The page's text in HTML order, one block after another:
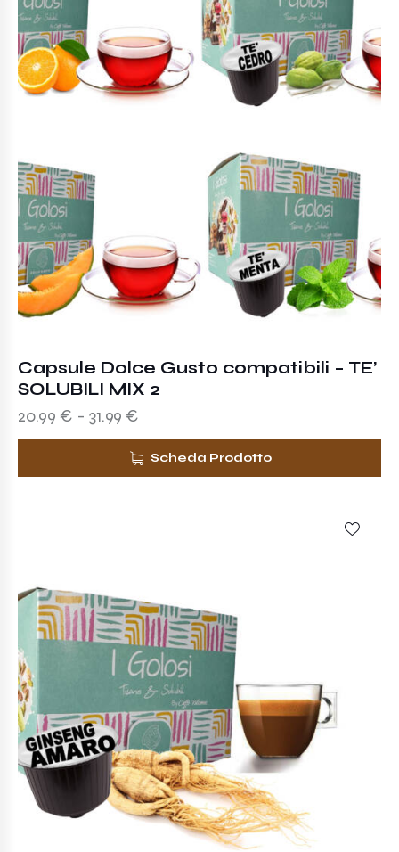
Capsule Dolce Gusto compatibili – TE’
SOLUBILI MIX 2
20.99 € - 31.99 €
Scheda Prodotto